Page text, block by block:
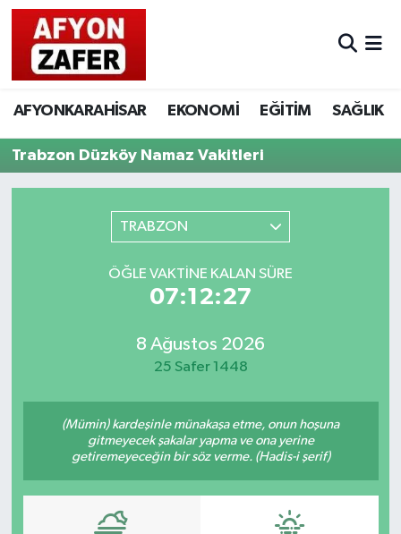
AFYONKARAHİSAR EKONOMİ EĞİTİM SAĞLIK
Trabzon Düzköy Namaz Vakitleri
TRABZON
ÖĞLE VAKTINE KALAN SÜRE
07:12:27
8 Ağustos 2026
25 Safer 1448
(Mümin) kardeşinle münakaşa etme, onun hoşuna
gitmeyecek şakalar yapma ve ona yerine
getiremeyeceğin bir söz verme. (Hadis-i şerif)